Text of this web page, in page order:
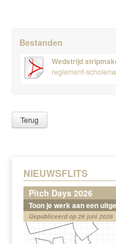
NIEUWSFLITS
Pitch Days 2026
Toon je werk aan een
Gepubliceerd op 26 juni 2026
Bestanden
Wedstrijd
reglement-
Terug